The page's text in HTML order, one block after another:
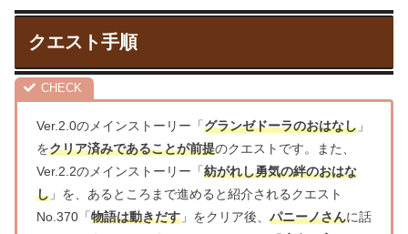
クエスト手順
Ver.2.0のメインストーリー「グランゼドーラのおはなし 」
をクリア済みであることが前提のクエストです。また、
Ver.2.2のメインストーリー「紡がれし勇気の絆のおはな
し 」を、あるところまで進めると紹介されるクエスト
No.370「物語は動きだす 」をクリア後、 パニーノさんに話